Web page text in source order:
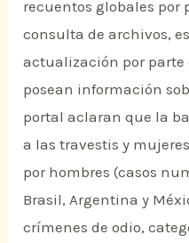
recuentos globales por
consulta de archivos,
actualización por parte
posean información
portal aclaran que la
a las travestis y
por hombres (casos
Brasil, Argentina y
crímenes de odio,